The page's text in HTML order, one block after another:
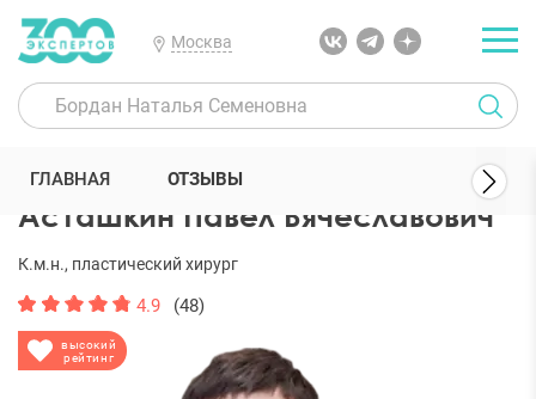
Москва
300 Экспертов Пластические хирурги Асташкин Павел
Асташкин Павел Вячеславович
высокий
рейтинг
К.м.н., пластический хирург
4.9 (48)
ГЛАВНАЯ ОТЗЫВЫ